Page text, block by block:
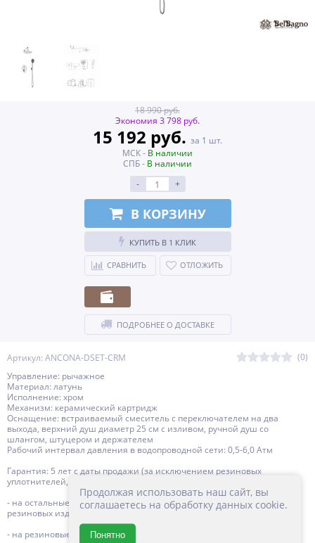
Артикул: ANCONA-DSET-CRM
(0)
Управление: рычажное
Материал: латунь
Исполнение: хром
Механизм: керамический картридж
Оснащение: встраиваемый смеситель с переключателем на два
выхода, верхний душ диаметр 25 см с изливом, ручной душ со
шлангом, штуцером и держателем
Рабочий интервал давления в водопроводной сети: 0,5-6,0 Атм
Гарантия: 5 лет с даты продажи (за исключением резиновых
уплотнителей, шлангов, переключателей)
- на остальные комплектующие изделий BELBAGNO, за исключением
резиновых изделий - 3 года с даты продажи
- на резиновые изделия - 1 год с даты продажи
18 990 руб.
Экономия 3 798 руб.
15 192 руб. за 1 шт.
МСК - В наличии
СПБ - В наличии
-
+
В КОРЗИНУ
КУПИТЬ В 1 КЛИК
СРАВНИТЬ ОТЛОЖИТЬ
ПОДРОБНЕЕ О ДОСТАВКЕ
Продолжая использовать наш сайт, вы
соглашаетесь на обработку данных cookie.
Понятно